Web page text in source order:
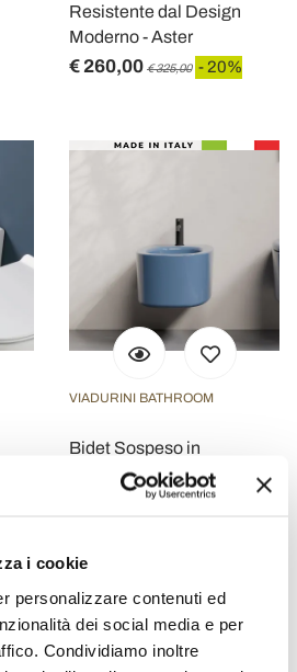
i cookie
personalizzare contenuti ed
dei social media e per
Condividiamo inoltre
Resistente dal Design
Moderno - Aster
€ 260,00 € 325,00 - 20%
VIADURINI BATHROOM
Bidet Sospeso in
Ceramica di Diversi Colori
Made in Italy - Ragazza